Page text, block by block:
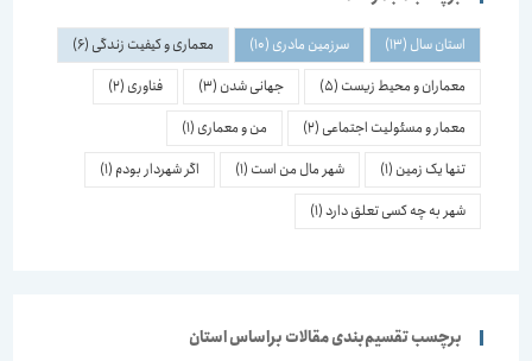
استان سال(13) سرزمین مادری(10) معماری و کیفیت زندگی(6)
معماران و محیط زیست(5) جهانی شدن(3) فناوری(2)
معمار و مسئولیت اجتماعی(2) من و معماری(1)
تنها یک زمین(1) شهر مال من است(1) اگر شهردار بودم(1)
شهر به چه کسی تعلق دارد(1)
برچسب تقسیم‌بندی مقالات براساس استان